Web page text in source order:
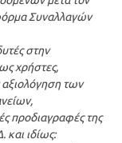
Συναλλαγών
στην
χρήστες,
αξιολόγηση των
προδιαγραφές της
ιδίως: